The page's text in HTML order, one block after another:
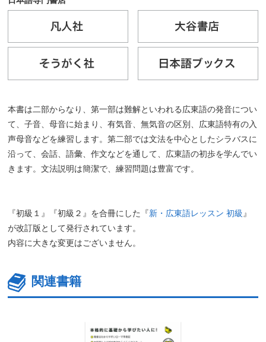
本書は二部からなり、第一部は難解といわれる広東語の発音につい
て、子音、母音に始まり、有気音、無気音の区別、広東語特有の入
声母音などを練習します。第二部では文法を中心としたシラバスに
沿って、会話、語彙、作文などを通して、広東語の初歩を学んでい
きます。文法説明は簡潔で、練習問題は豊富です。
『初級１』『初級２』を合冊にした『新・広東語レッスン 初級 』
が改訂版として発行されています。
内容に大きな変更はございません。
関連書籍